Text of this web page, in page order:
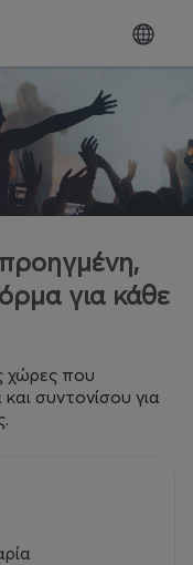
για κάθε
χώρες που
συντονίσου για